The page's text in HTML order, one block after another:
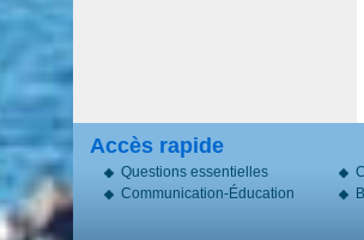
Accès rapide
Questions essentielles
Communication-Éducation